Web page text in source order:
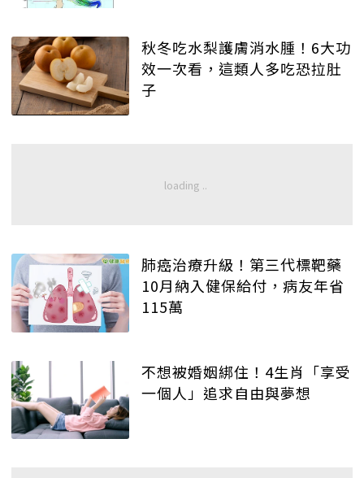
秋冬吃水梨護膚消水腫！6大功
效一次看，這類人多吃恐拉肚
子
肺癌治療升級！第三代標靶藥
10月納入健保給付，病友年省
115萬
不想被婚姻綁住！4生肖「享受
一個人」追求自由與夢想